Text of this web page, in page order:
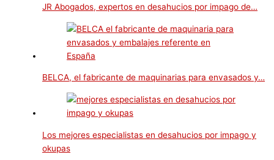
JR Abogados, expertos en desahucios por impago de…
BELCA, el fabricante de maquinarias para envasados y…
Los mejores especialistas en desahucios por impago y
okupas